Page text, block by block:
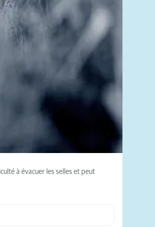
à évacuer les selles et peut